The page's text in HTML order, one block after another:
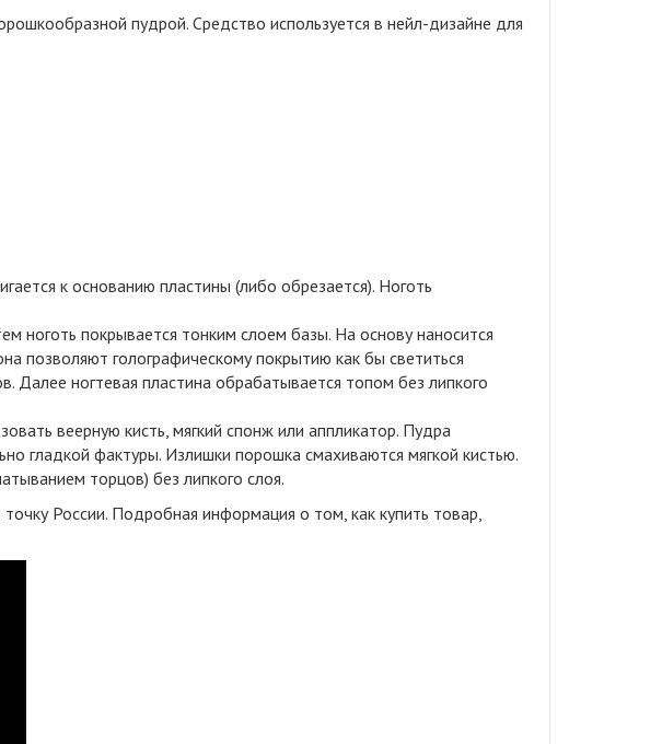
пудрой. Средство используется в нейл-дизайне для
к основанию пластины (либо обрезается). Ноготь
ноготь покрывается тонким слоем базы. На основу наносится
позволяют голографическому покрытию как бы светиться
Далее ногтевая пластина обрабатывается топом без липкого
веерную кисть, мягкий спонж или аппликатор. Пудра
гладкой фактуры. Излишки порошка смахиваются мягкой кистью.
торцов) без липкого слоя.
России. Подробная информация о том, как купить товар,